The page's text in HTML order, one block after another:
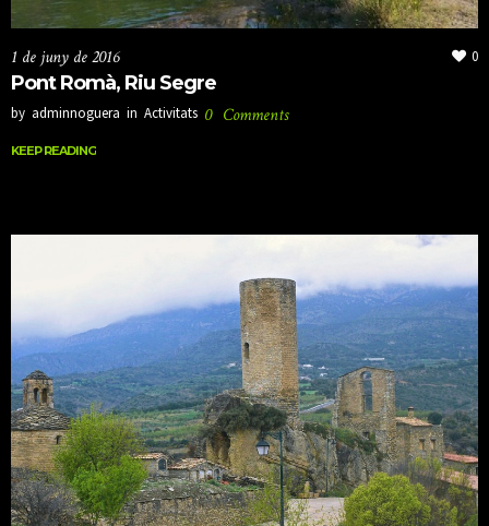
1 de juny de 2016 0
Pont Romà, Riu Segre
by adminnoguera in Activitats 0 Comments
KEEP READING